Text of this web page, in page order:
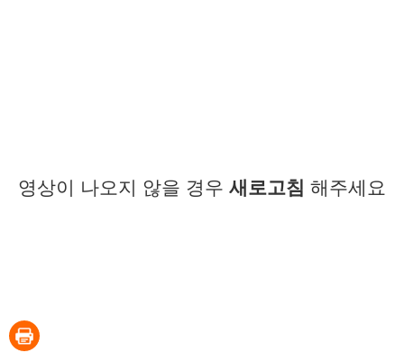
영상이 나오지 않을 경우 새로고침 해주세요